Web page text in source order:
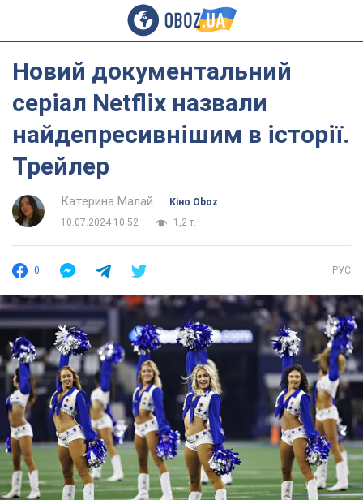
Новий документальний
серіал Netflix назвали
найдепресивнішим в історії.
Трейлер
Катерина Малай
Кіно Oboz
10.07.2024 10:52
1,2 т.
0 РУС